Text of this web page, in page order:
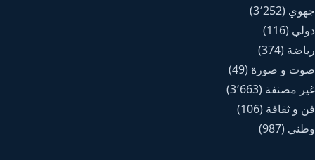
جهوي (3٬252)
دولي (116)
رياضة (374)
صوت و صورة (49)
غير مصنفة (3٬663)
فن و ثقافة (106)
وطني (987)